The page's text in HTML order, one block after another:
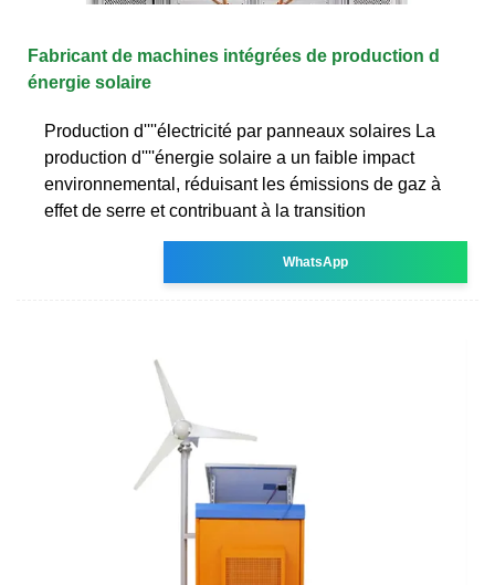
Fabricant de machines intégrées de production d
énergie solaire
Production d''''électricité par panneaux solaires La
production d''''énergie solaire a un faible impact
environnemental, réduisant les émissions de gaz à
effet de serre et contribuant à la transition
WhatsApp